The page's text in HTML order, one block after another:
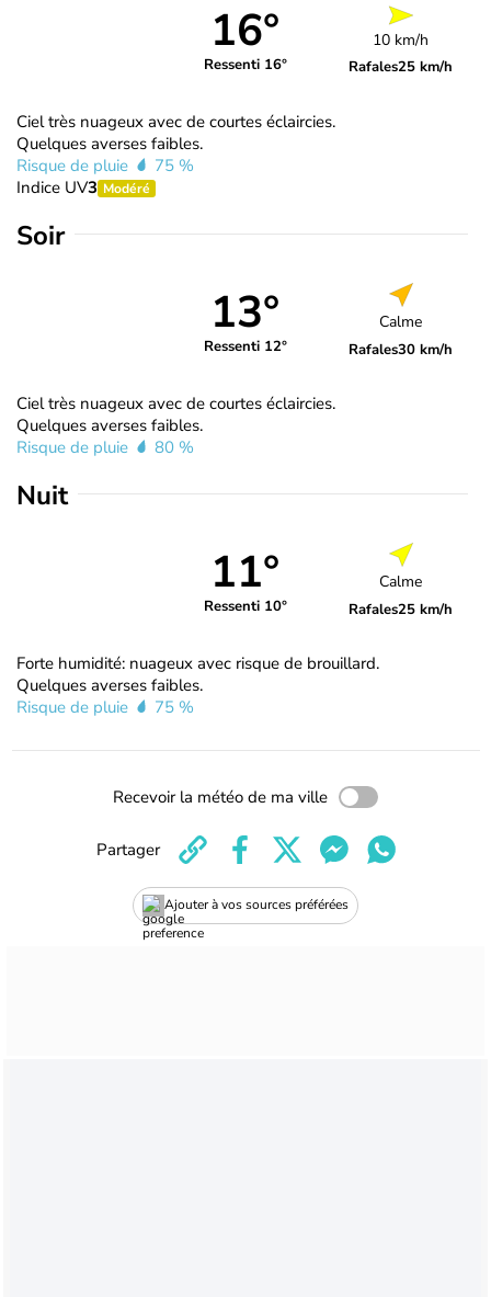
16°
Ressenti 16°
10 km/h
Rafales25 km/h
Ciel très nuageux avec de courtes éclaircies.
Quelques averses faibles.
Risque de pluie
75 %
Indice UV3 Modéré
Soir
13°
Ressenti 12°
Calme
Rafales30 km/h
Ciel très nuageux avec de courtes éclaircies.
Quelques averses faibles.
Risque de pluie
80 %
Nuit
11°
Ressenti 10°
Calme
Rafales25 km/h
Forte humidité: nuageux avec risque de brouillard.
Quelques averses faibles.
Risque de pluie
75 %
Recevoir la météo de ma ville
Ajouter à vos sources préférées
Partager